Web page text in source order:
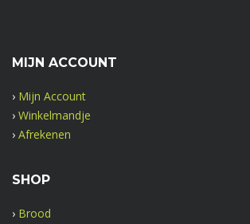
MIJN ACCOUNT
› Mijn Account
› Winkelmandje
› Afrekenen
SHOP
› Brood